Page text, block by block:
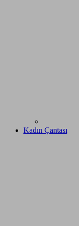
Kadın Çantası